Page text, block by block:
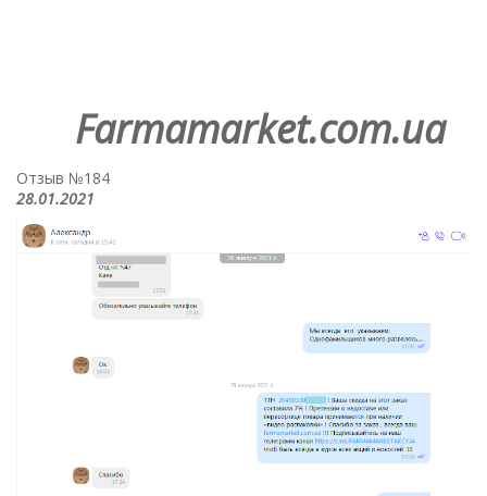
Farmamarket.com.ua
Отзыв №184
28.01.2021